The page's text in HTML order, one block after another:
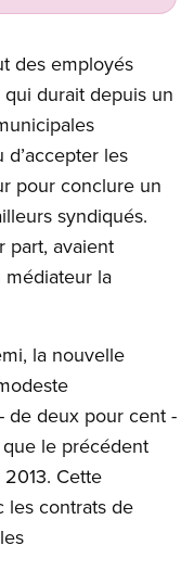
des employés
durait depuis un
les
pour conclure un
syndiqués.
part, avaient
la
la nouvelle
de deux pour cent -
le précédent
Cette
les contrats de